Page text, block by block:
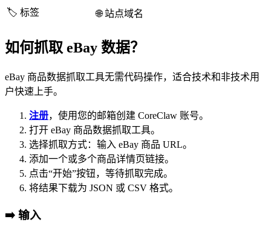
🏷️ 标签
🌐 站点域名
如何抓取 eBay 数据？
eBay 商品数据抓取工具无需代码操作，适合技术和非技术用
户快速上手。
注册，使用您的邮箱创建 CoreClaw 账号。
打开 eBay 商品数据抓取工具。
选择抓取方式：输入 eBay 商品 URL。
添加一个或多个商品详情页链接。
点击“开始”按钮，等待抓取完成。
将结果下载为 JSON 或 CSV 格式。
➡️ 输入